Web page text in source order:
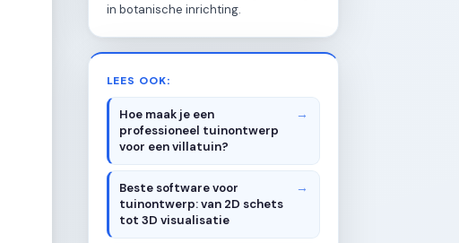
in botanische inrichting.
LEES OOK:
Hoe maak je een
professioneel tuinontwerp
voor een villatuin?
Beste software voor
tuinontwerp: van 2D schets
tot 3D visualisatie